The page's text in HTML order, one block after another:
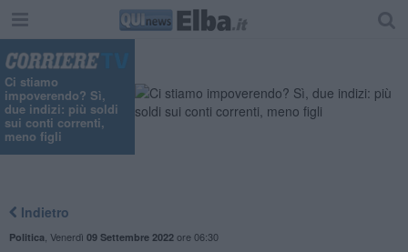
Ci stiamo
impoverendo? Sì,
due indizi: più soldi
sui conti correnti,
meno figli
Indietro
Politica Venerdì 09 Settembre 2022ore 06:30